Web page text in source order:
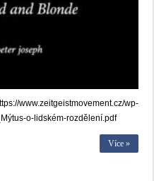
wp-
o-lidském-rozdělení.pdf
Více »